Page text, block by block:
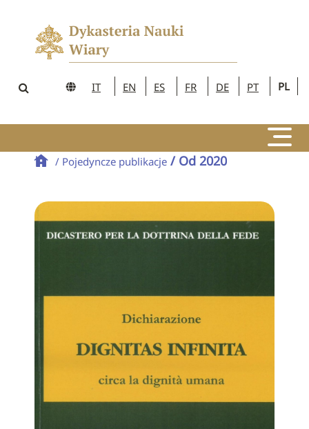
IT EN ES FR DE PT PL
/ Pojedyncze publikacje / Od 2020